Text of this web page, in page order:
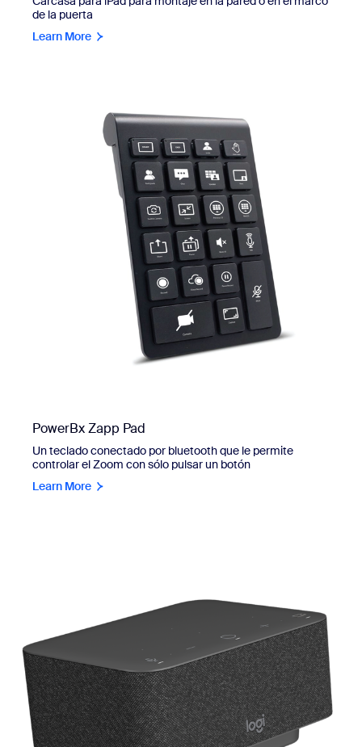
de la puerta
Learn More
PowerBx Zapp Pad
Un teclado conectado por bluetooth que le permite
controlar el Zoom con sólo pulsar un botón
Learn More